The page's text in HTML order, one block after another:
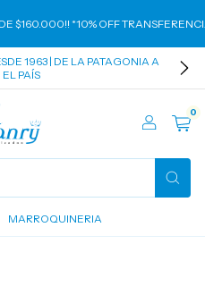
$160.000!! *10% OFF
1963 | DE LA PATAGONIA A
PAÍS
0
MARROQUINERIA